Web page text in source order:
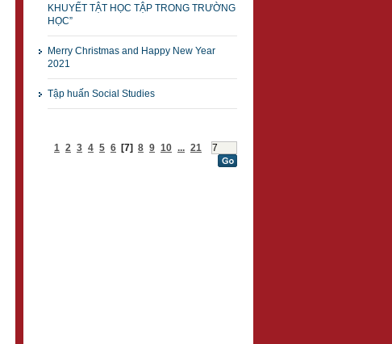
KHUYẾT TẬT HỌC TẬP TRONG TRƯỜNG
HỌC”
Merry Christmas and Happy New Year
2021
Tập huấn Social Studies
1 2 3 4 5 6 [7] 8 9 10 ... 21